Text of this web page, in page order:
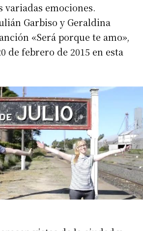
variadas emociones.
Garbiso y Geraldina
«Será porque te amo»,
de febrero de 2015 en esta